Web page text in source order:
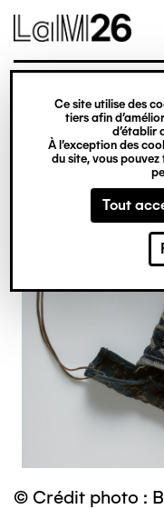
Gestion des cookies
Ce site utilise des
tiers afin
d’établir
À l’exception des
du site, vous pouvez
Tout
contenu
© Crédit photo :